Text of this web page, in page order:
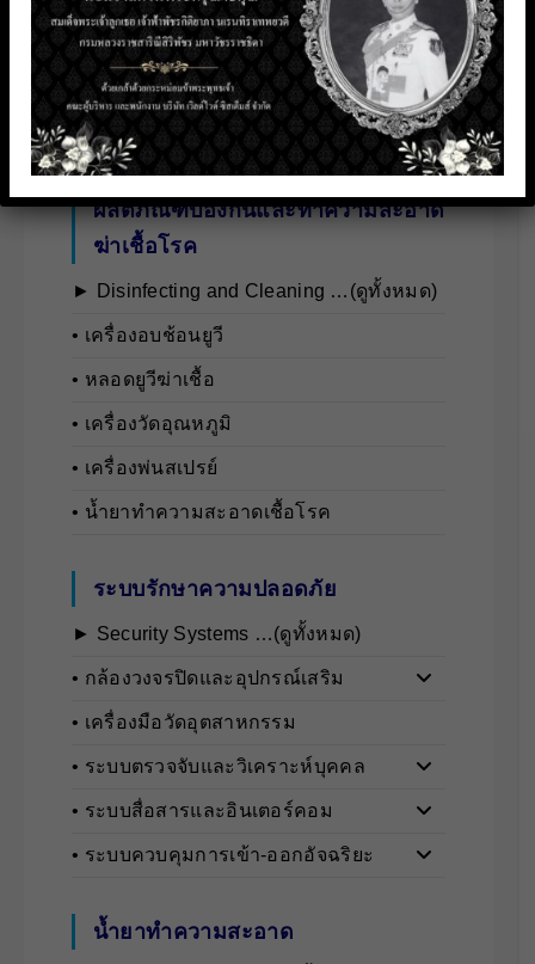
พ่วง
• เครื่องทำความเย็นสำหรับรถบรรทุกสินค้า
ปริมาณมาก
• ระบบปรับอากาศสำหรับรถโดยสาร
ผลิตภัณฑ์ป้องกันและทำความสะอาด
ฆ่าเชื้อโรค
► Disinfecting and Cleaning …(ดูทั้งหมด)
• เครื่องอบช้อนยูวี
• หลอดยูวีฆ่าเชื้อ
• เครื่องวัดอุณหภูมิ
• เครื่องพ่นสเปรย์
• น้ำยาทำความสะอาดเชื้อโรค
ระบบรักษาความปลอดภัย
► Security Systems …(ดูทั้งหมด)
• กล้องวงจรปิดและอุปกรณ์เสริม
• เครื่องมือวัดอุตสาหกรรม
• ระบบตรวจจับและวิเคราะห์บุคคล
• ระบบสื่อสารและอินเตอร์คอม
• ระบบควบคุมการเข้า-ออกอัจฉริยะ
น้ำยาทำความสะอาด